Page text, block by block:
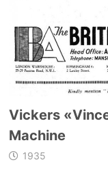
Vickers
Machine
1935